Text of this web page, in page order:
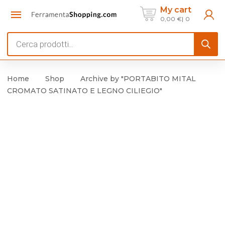
My cart
0,00 € 0
search
Home Shop
Archive by "PORTABITO MITAL
CROMATO SATINATO E LEGNO CILIEGIO"